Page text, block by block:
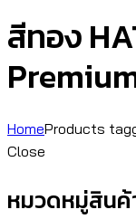
สีทอง
HomeProducts
Close
หมวดหมู่สินค้